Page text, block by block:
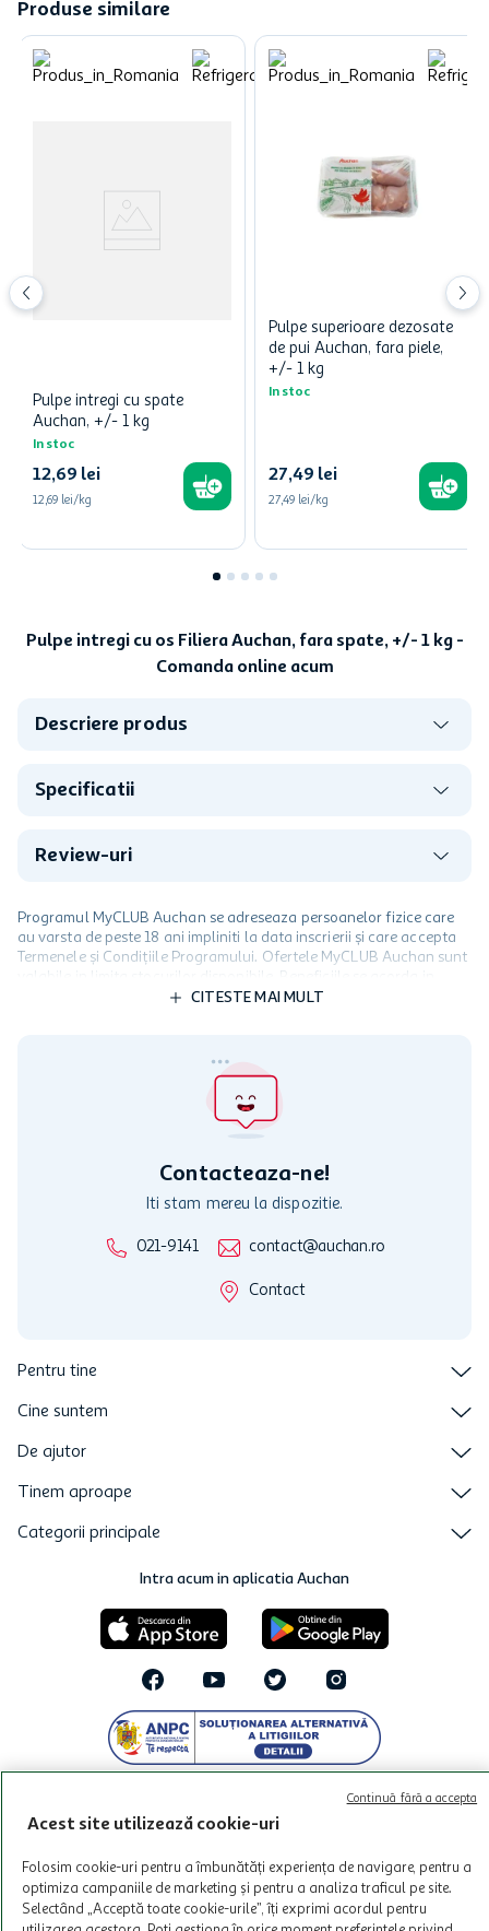
Produse similare
Pulpe intregi cu spate
Auchan, +/- 1 kg
In stoc
12,69 lei
12,69 lei/kg
Pulpe superioare dezosate
de pui Auchan, fara piele,
+/- 1 kg
In stoc
27,49 lei
27,49 lei/kg
Pulpe intregi cu os Filiera Auchan, fara spate, +/- 1 kg -
Comanda online acum
Descriere produs
Specificatii
Review-uri
Programul MyCLUB Auchan se adreseaza persoanelor fizice care
au varsta de peste 18 ani impliniti la data inscrierii și care accepta
Termenele și Condițiile Programului. Ofertele MyCLUB Auchan sunt
limita a 12 unitati / card client o singura data in perioada promotiei.
activitati in afara celor mentionate in Termene si Conditii. Auchan
nu raspunde pentru imposibilitatea utilizarii Cardului in perioada in
care aceste este suspendat sau in perioada in care sunt efectuate
CITESTE MAI MULT
Contacteaza-ne!
Iti stam mereu la dispozitie.
021-9141 contact@auchan.ro
Contact
Pentru tine
Cine suntem
De ajutor
Tinem aproape
Categorii principale
Intra acum in aplicatia Auchan
© Copyright Auchan 2026. Toate drepturile rezervate!
Powered by
Acest site utilizează cookie-uri
Folosim cookie-uri pentru a îmbunătăți experiența de navigare, pentru a
optimiza campaniile de marketing și pentru a analiza traficul pe site.
Selectând „Acceptă toate cookie-urile”, îți exprimi acordul pentru
Continuă fără a accepta